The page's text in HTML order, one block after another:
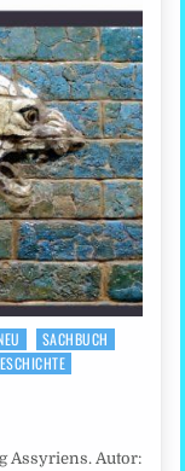
SACHBUCH
Assyriens. Autor: